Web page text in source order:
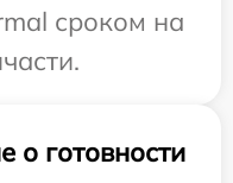
сроком на
готовности